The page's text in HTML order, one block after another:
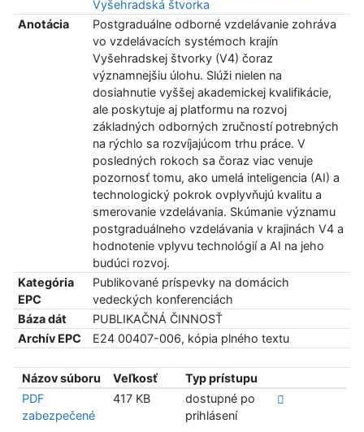
Vyšehradská štvorka
Anotácia
Postgraduálne odborné vzdelávanie zohráva
vo vzdelávacích systémoch krajín
Vyšehradskej štvorky (V4) čoraz
významnejšiu úlohu. Slúži nielen na
dosiahnutie vyššej akademickej kvalifikácie,
ale poskytuje aj platformu na rozvoj
základných odborných zručností potrebných
na rýchlo sa rozvíjajúcom trhu práce. V
posledných rokoch sa čoraz viac venuje
pozornosť tomu, ako umelá inteligencia (AI) a
technologický pokrok ovplyvňujú kvalitu a
smerovanie vzdelávania. Skúmanie významu
postgraduálneho vzdelávania v krajinách V4 a
hodnotenie vplyvu technológií a AI na jeho
budúci rozvoj.
Kategória
EPC
Publikované príspevky na domácich
vedeckých konferenciách
Báza dát
PUBLIKAČNÁ ČINNOSŤ
Archív EPC
E24 00407-006, kópia plného textu
Názov súboru Veľkosť
Typ prístupu
PDF
zabezpečené
417 KB
dostupné po
prihlásení